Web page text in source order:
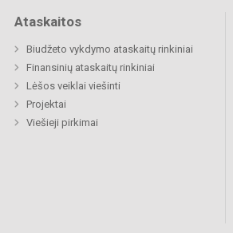
Ataskaitos
Biudžeto vykdymo ataskaitų rinkiniai
Finansinių ataskaitų rinkiniai
Lėšos veiklai viešinti
Projektai
Viešieji pirkimai